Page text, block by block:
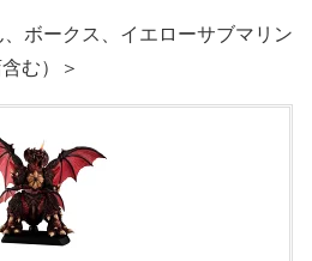
ボークス、イエローサブマリン
む）＞